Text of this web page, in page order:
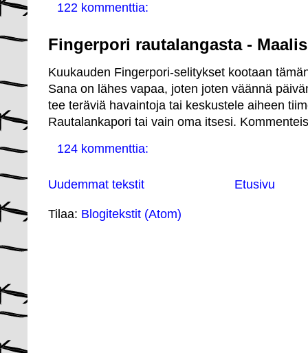
122 kommenttia:
Fingerpori rautalangasta -
Kuukauden Fingerpori-selitykset kootaan
Sana on lähes vapaa, joten joten väännä
tee teräviä havaintoja tai keskustele aiheen
Rautalankapori tai vain oma itsesi.
124 kommenttia:
Uudemmat tekstit Etusivu
Tilaa: Blogitekstit (Atom)